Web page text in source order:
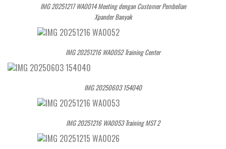
IMG 20251217 WA0014 Meeting dengan Customer Pembelian
Xpander Banyak
IMG 20251216 WA0052 Training Center
IMG 20250603 154040
IMG 20251216 WA0053 Training MST 2